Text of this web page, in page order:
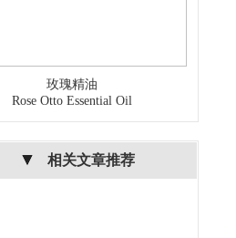
玫瑰精油
Rose Otto Essential Oil
相关文章推荐